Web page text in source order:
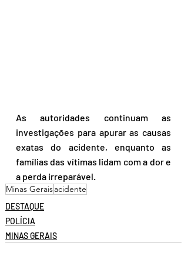
As autoridades continuam as
investigações para apurar as causas
exatas do acidente, enquanto as
famílias das vítimas lidam com a dor e
a perda irreparável.
Minas Geraisacidente
DESTAQUE
POLÍCIA
MINAS GERAIS